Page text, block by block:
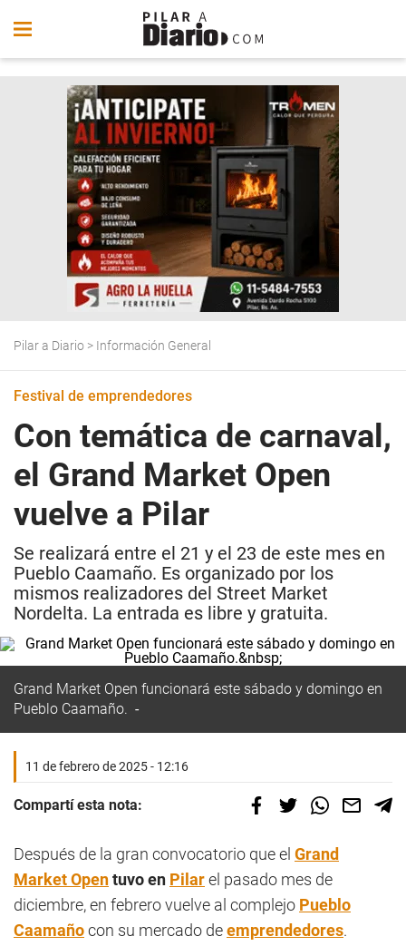
Pilar a Diario > Información General
Festival de emprendedores
Con temática de carnaval,
el Grand Market Open
vuelve a Pilar
Se realizará entre el 21 y el 23 de este mes en
Pueblo Caamaño. Es organizado por los
mismos realizadores del Street Market
Nordelta. La entrada es libre y gratuita.
Grand Market Open funcionará este sábado y domingo en
Pueblo Caamaño.
11 de febrero de 2025 - 12:16
Compartí esta nota:
Después de la gran convocatorio que el Grand
Market Opentuvo en Pilarel pasado mes de
diciembre, en febrero vuelve al complejo Pueblo
Caamañocon su mercado deemprendedores.